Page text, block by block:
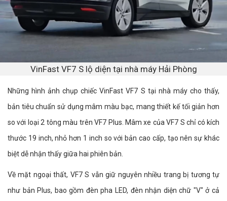
VinFast VF7 S lộ diện tại nhà máy Hải Phòng
Những hình ảnh chụp chiếc VinFast VF7 S tại nhà máy cho thấy,
bản tiêu chuẩn sử dụng mâm màu bạc, mang thiết kế tối giản hơn
so với loại 2 tông màu trên VF7 Plus. Mâm xe của VF7 S chỉ có kích
thước 19 inch, nhỏ hơn 1 inch so với bản cao cấp, tạo nên sự khác
biệt dễ nhận thấy giữa hai phiên bản.
Về mặt ngoại thất, VF7 S vẫn giữ nguyên nhiều trang bị tương tự
như bản Plus, bao gồm đèn pha LED, đèn nhận diện chữ "V" ở cả